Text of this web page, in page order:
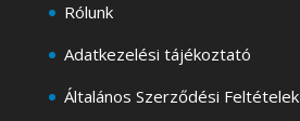
Rólunk
Adatkezelési tájékoztató
Általános Szerződési Feltételek